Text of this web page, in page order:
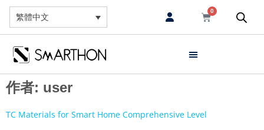
繁體中文
0
作者: user
TC Materials for Smart Home Comprehensive Level